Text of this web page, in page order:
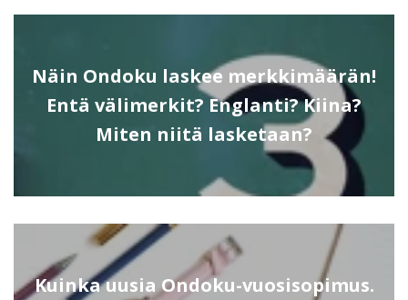
Näin Ondoku laskee merkkimäärän!
Entä välimerkit? Englanti? Kiina?
Miten niitä lasketaan?
Kuinka uusia Ondoku-vuosisopimus.